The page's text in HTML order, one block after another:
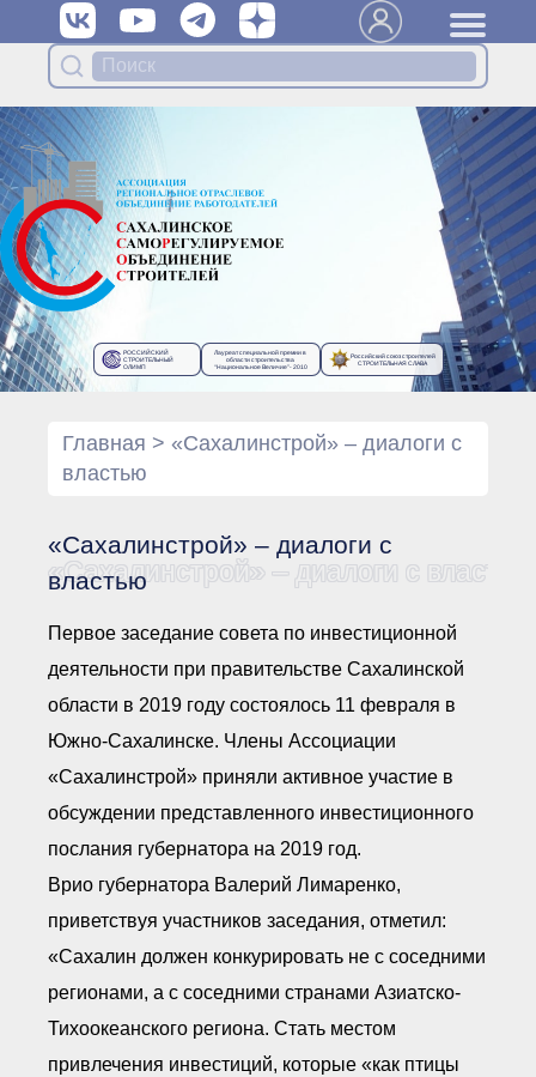
Органы управления Ассоциации
● Общее собрание членов
● Генеральный директор
Специализированные органы
● Контрольный комитет
● Дисциплинарный комитет
● Архив
Протоколы органов управления
● Протоколы Правления
Документы Ассоциации
документы
● Сбор предложений во
Компенсационный фонд
Реестры Ассоциации
Ассоциации
● Реестр членов
осуществляющих
● Реестр членов
объединения
работодателей
● Реестр членов
Застройщиков
● Реестр членов
Ассоциации — технических
РОССИЙСКИЙ
СТРОИТЕЛЬНЫЙ
ОЛИМП
Лауреат специальной премии в
области строительства
“Национальное Величие”- 2010
Российский союз строителей
СТРОИТЕЛЬНАЯ СЛАВА
Главная > «Сахалинстрой» – диалоги с
властью
«Сахалинстрой» – диалоги с
властью
«Сахалинстрой» – диалоги с властью
Первое заседание совета по инвестиционной
деятельности при правительстве Сахалинской
области в 2019 году состоялось 11 февраля в
Южно-Сахалинске. Члены Ассоциации
«Сахалинстрой» приняли активное участие в
обсуждении представленного инвестиционного
послания губернатора на 2019 год.
Врио губернатора Валерий Лимаренко,
приветствуя участников заседания, отметил:
«Сахалин должен конкурировать не с соседними
регионами, а с соседними странами Азиатско-
Тихоокеанского региона. Стать местом
привлечения инвестиций, которые «как птицы